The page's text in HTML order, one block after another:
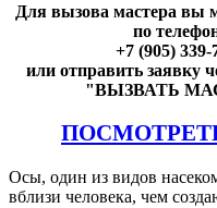
Для вызова мастера вы
по
+7 (905) 339-
или отправить заявку
"ВЫЗВАТЬ
Осы, один из видов
вблизи человека, чем